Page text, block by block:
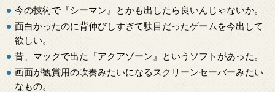
今の技術で『シーマン』とかも出したら良いんじゃないか。
面白かったのに背伸びしすぎて駄目だったゲームを今出して
欲しい。
昔、マックで出た『アクアゾーン』というソフトがあった。
画面が観賞用の吹奏みたいになるスクリーンセーバーみたい
なもの。